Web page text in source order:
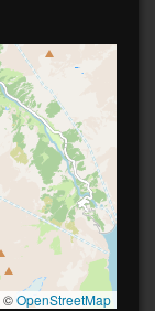
©OpenStreetMap